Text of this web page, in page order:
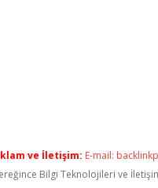
ve İletişim: E-mail:
Bilgi Teknolojileri ve